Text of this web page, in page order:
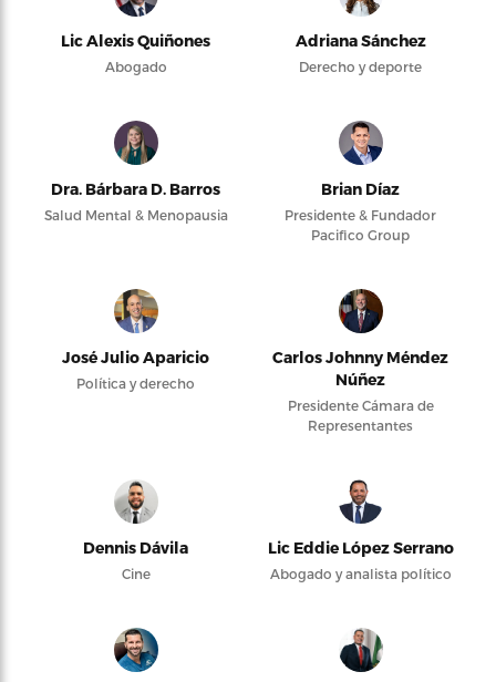
Lic Alexis Quiñones
Abogado
Adriana Sánchez
Derecho y deporte
Dra. Bárbara D. Barros
Salud Mental & Menopausia
Brian Díaz
Presidente & Fundador
Pacifico Group
José Julio Aparicio
Política y derecho
Carlos Johnny Méndez
Núñez
Presidente Cámara de
Representantes
Dennis Dávila
Cine
Lic Eddie López Serrano
Abogado y analista político